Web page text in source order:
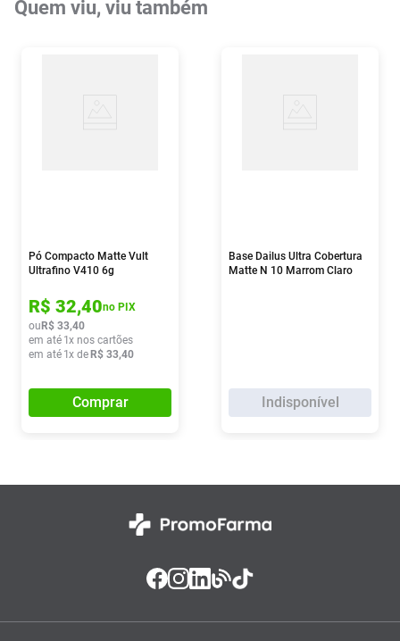
Quem viu, viu também
Pó Compacto Matte Vult
Ultrafino V410 6g
R$ 32,40no PIX
ou R$ 33,40
em até 1x nos cartões
em até 1x de R$ 33,40
Comprar
Base Dailus Ultra Cobertura
Matte N 10 Marrom Claro
Indisponível